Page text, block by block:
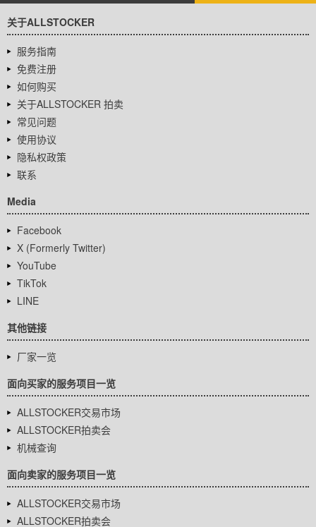
关于ALLSTOCKER
服务指南
免费注册
如何购买
关于ALLSTOCKER 拍卖
常见问题
使用协议
隐私权政策
联系
Media
Facebook
X (Formerly Twitter)
YouTube
TikTok
LINE
其他链接
厂家一览
面向买家的服务项目一览
ALLSTOCKER交易市场
ALLSTOCKER拍卖会
机械查询
面向卖家的服务项目一览
ALLSTOCKER交易市场
ALLSTOCKER拍卖会